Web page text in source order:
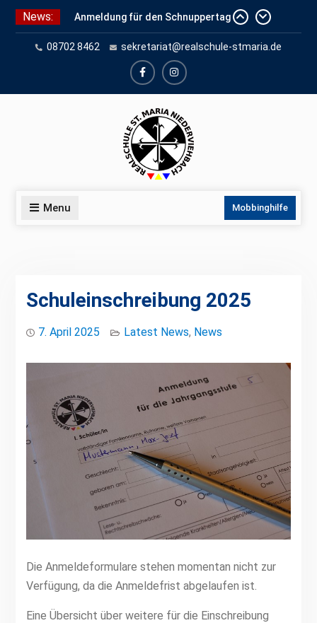
Skip
content
News:
Anmeldung für den Schnuppertag
und Anmeldeunterlagen
Schuleinschreibung 2026
Schnuppertag 2026
08702 8462 sekretariat@realschule-stmaria.de
facebookinstagram
Menu Mobbinghilfe
Schuleinschreibung 2025
7. April 2025 Latest News, News
Die Anmeldeformulare stehen momentan nicht zur
Verfügung, da die Anmeldefrist abgelaufen ist.
Eine Übersicht über weitere für die Einschreibung